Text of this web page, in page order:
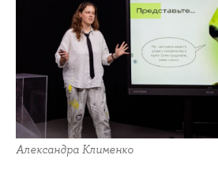
Александра Клименко